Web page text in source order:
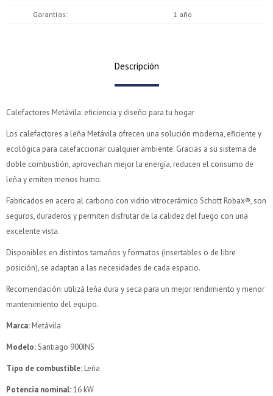
Garantías 1 año
Descripción
Calefactores Metávila: eficiencia y diseño para tu hogar
Los calefactores a leña Metávila ofrecen una solución moderna, eficiente y
ecológica para calefaccionar cualquier ambiente. Gracias a su sistema de
doble combustión, aprovechan mejor la energía, reducen el consumo de
leña y emiten menos humo.
Fabricados en acero al carbono con vidrio vitrocerámico Schott Robax®, son
seguros, duraderos y permiten disfrutar de la calidez del fuego con una
excelente vista.
Disponibles en distintos tamaños y formatos (insertables o de libre
posición), se adaptan a las necesidades de cada espacio.
Recomendación: utilizá leña dura y seca para un mejor rendimiento y menor
mantenimiento del equipo.
Marca: Metávila
Modelo:Santiago 900INS
Tipo de combustible: Leña
Potencia nominal:16 kW